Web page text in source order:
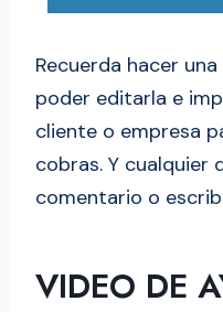
Recuerda hacer
poder editarla e
cliente o empresa
cobras. Y cualquier
comentario o
VIDEO DE